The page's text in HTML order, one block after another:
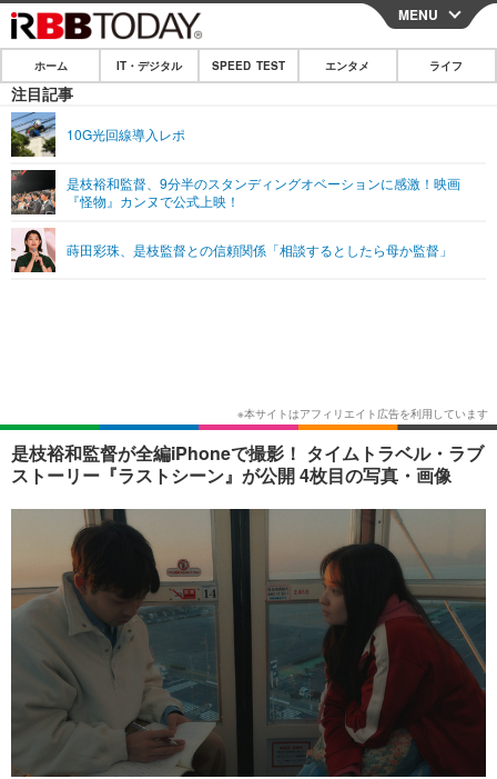
CLOSE
ホーム
IT・デジタル
ネタ
ショッピング その他
SPEED TEST
エンタメ
エンタメTOP 映画・ドラマ
ショッピング その他
ライフ
MENU
ホーム IT・デジタル SPEED TEST エンタメ ライフ
注目記事
10G光回線導入レポ
是枝裕和監督、9分半のスタンディングオベーションに感激！映画
『怪物』カンヌで公式上映！
蒔田彩珠、是枝監督との信頼関係「相談するとしたら母か監督」
是枝裕和監督が全編iPhoneで撮影！ タイムトラベル・ラブ
ストーリー『ラストシーン』が公開 4枚目の写真・画像